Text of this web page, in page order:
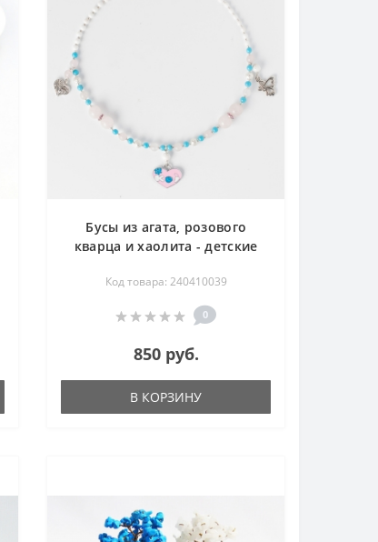
Бусы из агата, розового
кварца и хаолита - детские
Код товара: 240410039
0
850 руб.
В КОРЗИНУ